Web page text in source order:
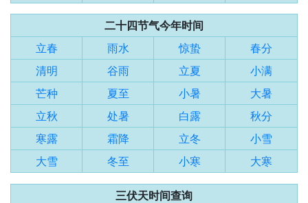
二十四节气今年时间
立春
雨水 惊蛰
春分
清明
谷雨 立夏
小满
芒种
夏至 小暑
大暑
立秋
处暑 白露
秋分
寒露
霜降 立冬
小雪
大雪
冬至 小寒 大寒
三伏天时间查询